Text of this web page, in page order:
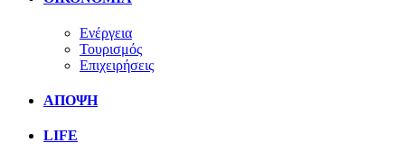
Ενέργεια
Τουρισμός
Επιχειρήσεις
ΑΠΟΨΗ
LIFE